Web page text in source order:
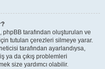
tarafından oluşturulan ve
tutulan çerezleri silmeye yarar.
tarafından ayarlandıysa,
ya da çıkış problemleri
size yardımcı olabilir.